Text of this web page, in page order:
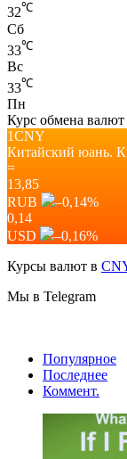
32℃
Сб
33℃
Вс
33℃
Пн
Курс обмена валют
1CNY
Китайский юань.
=
13,85
RUB
–0,14%
0,14
USD
–0,16%
Курсы валют в
Мы в Telegram
Популярное
Последнее
Коммент.